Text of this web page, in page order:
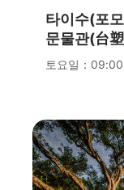
타이수(포
문물관(台
토요일：